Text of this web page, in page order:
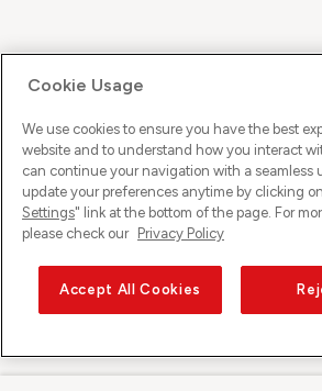
Cookie Usage
We use cookies to ensure you have the best
website and to understand how you interact
can continue your navigation with a seamless
update your preferences anytime by clicking
Settings" link at the bottom of the page. For
please check our Privacy Policy
Accept All Cookies